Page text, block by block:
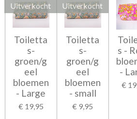
Uitverkocht
Toiletta
s-
groen/g
eel
bloemen
- Large
€ 19,95
Uitverkocht
Toiletta
s-
groen/g
eel
bloemen
- small
€ 9,95
s -
-
€